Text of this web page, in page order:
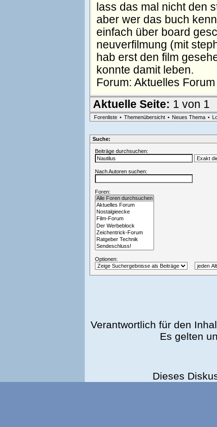
lass das mal nicht den
aber wer das buch
einfach über board
neuverfilmung (mit
hab erst den film
konnte damit leben.
Forum: Aktuelles Forum
Aktuelle Seite: 1 von 1
Forenliste • Themenübersicht • Neues Thema •
Suche:
Beiträge durchsuchen:
Nach Autoren suchen:
Foren:
Optionen:
Verantwortlich für den
Es gelten
Dieses